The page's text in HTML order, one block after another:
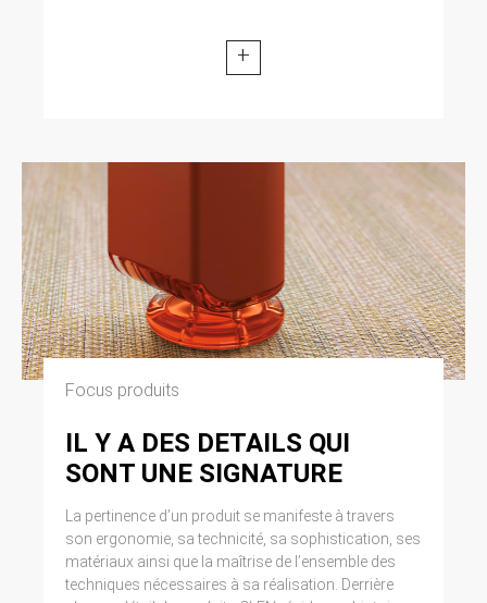
+
Focus produits
IL Y A DES DETAILS QUI
SONT UNE SIGNATURE
La pertinence d’un produit se manifeste à travers
son ergonomie, sa technicité, sa sophistication, ses
matériaux ainsi que la maîtrise de l’ensemble des
techniques nécessaires à sa réalisation. Derrière